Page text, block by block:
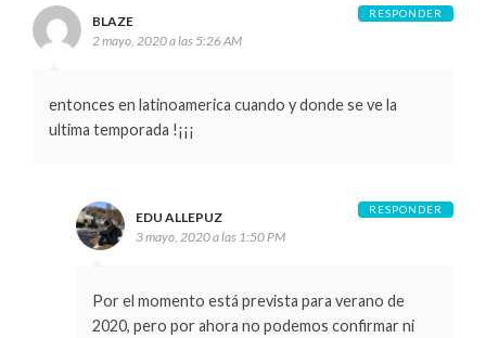
BLAZE
2 mayo, 2020 a las 5:26 AM
entonces en latinoamerica cuando y donde se ve la
ultima temporada !¡¡¡
RESPONDER
EDU ALLEPUZ
3 mayo, 2020 a las 1:50 PM
Por el momento está prevista para verano de
2020, pero por ahora no podemos confirmar ni
RESPONDER